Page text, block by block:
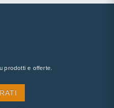
prodotti e offerte.